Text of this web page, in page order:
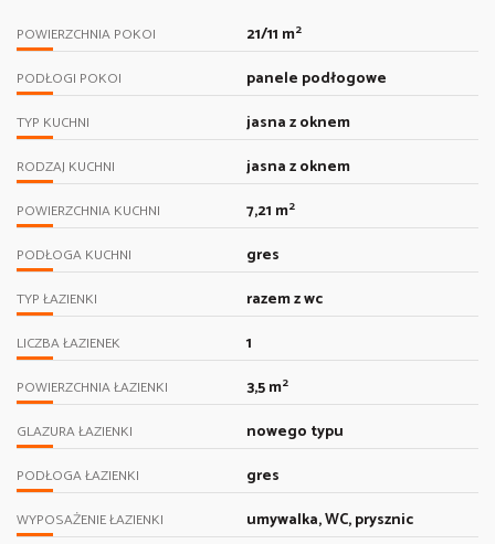
POWIERZCHNIA POKOI 21/11 m2
PODŁOGI POKOI panele podłogowe
TYP KUCHNI jasna z oknem
RODZAJ KUCHNI jasna z oknem
POWIERZCHNIA KUCHNI 7,21 m2
PODŁOGA KUCHNI gres
TYP ŁAZIENKI razem z wc
LICZBA ŁAZIENEK 1
POWIERZCHNIA ŁAZIENKI 3,5 m2
GLAZURA ŁAZIENKI nowego typu
PODŁOGA ŁAZIENKI gres
WYPOSAŻENIE ŁAZIENKI umywalka, WC, prysznic